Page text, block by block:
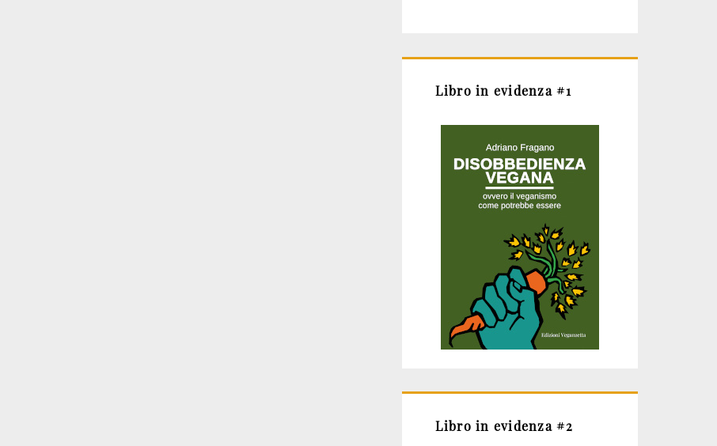
Libro in evidenza #1
Libro in evidenza #2